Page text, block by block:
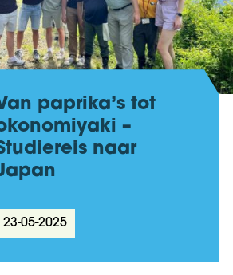
paprika’s tot
–
naar
23-05-2025